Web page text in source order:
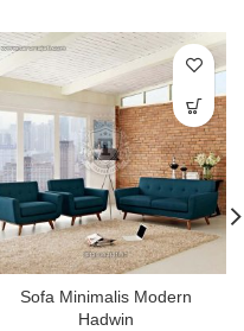
Sofa Minimalis Modern
Hadwin